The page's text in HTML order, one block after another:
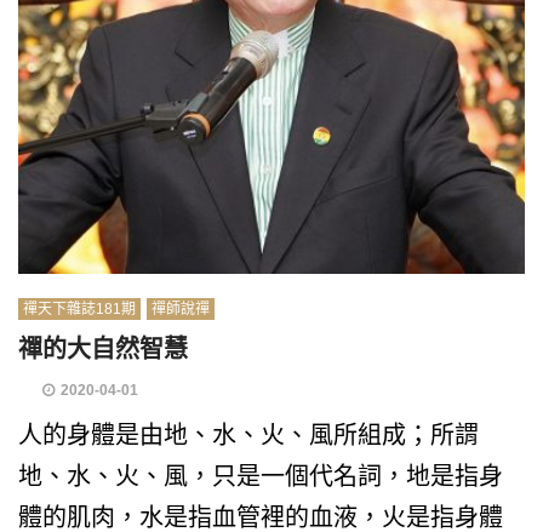
禪天下雜誌181期 禪師說禪
禪的大自然智慧
2020-04-01
人的身體是由地、水、火、風所組成；所謂
地、水、火、風，只是一個代名詞，地是指身
體的肌肉，水是指血管裡的血液，火是指身體